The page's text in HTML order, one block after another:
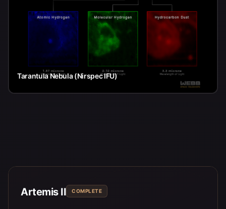
Tarantula Nebula (Nirspec IFU)
Artemis II COMPLETE